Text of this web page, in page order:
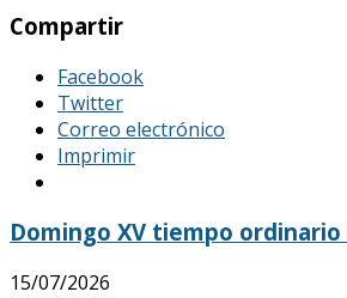
Compartir
Facebook
Twitter
Correo electrónico
Imprimir
Domingo XV tiempo ordinario
15/07/2026